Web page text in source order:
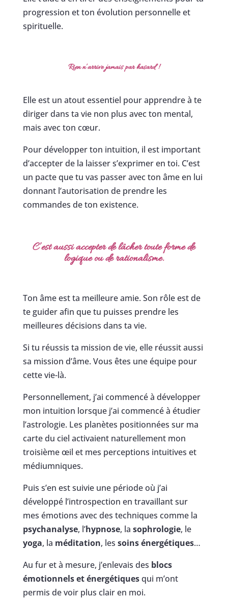
progression et ton évolution personnelle et
spirituelle.
Rien n’arrive jamais par hasard!
Elle est un atout essentiel pour apprendre à te
diriger dans ta vie non plus avec ton mental,
mais avec ton cœur.
Pour développer ton intuition, il est important
d’accepter de la laisser s’exprimer en toi. C’est
un pacte que tu vas passer avec ton âme en lui
donnant l’autorisation de prendre les
commandes de ton existence.
C’est aussi accepter de lâcher toute forme de
logique ou de rationalisme.
Ton âme est ta meilleure amie. Son rôle est de
te guider afin que tu puisses prendre les
meilleures décisions dans ta vie.
Si tu réussis ta mission de vie, elle réussit aussi
sa mission d’âme. Vous êtes une équipe pour
cette vie-là.
Personnellement, j’ai commencé à développer
mon intuition lorsque j’ai commencé à étudier
l’astrologie. Les planètes positionnées sur ma
carte du ciel activaient naturellement mon
troisième œil et mes perceptions intuitives et
médiumniques.
Puis s’en est suivie une période où j’ai
développé l’introspection en travaillant sur
mes émotions avec des techniques comme la
psychanalyse, l’hypnose, la sophrologie, le
yoga, la méditation, les soins énergétiques…
Au fur et à mesure, j’enlevais des blocs
émotionnels et énergétiquesqui m’ont
permis de voir plus clair en moi.